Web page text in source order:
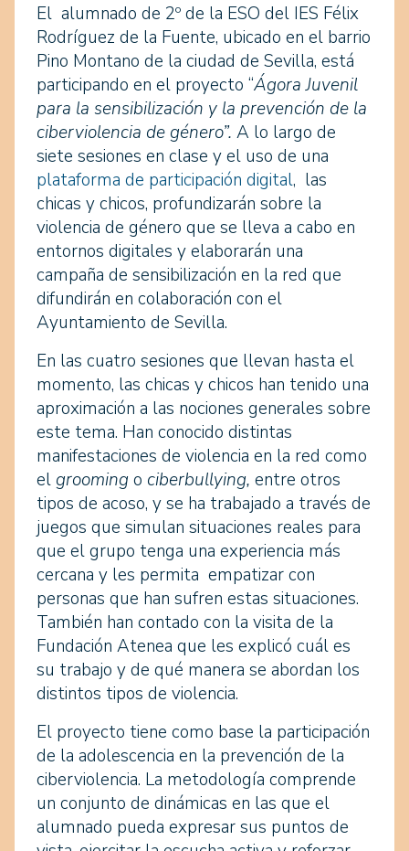
El alumnado de 2º de la ESO del IES Félix
Rodríguez de la Fuente, ubicado en el barrio
Pino Montano de la ciudad de Sevilla, está
participando en el proyecto “Ágora Juvenil
para la sensibilización y la prevención de la
ciberviolencia de género”. A lo largo de
siete sesiones en clase y el uso de una
plataforma de participación digital, las
chicas y chicos, profundizarán sobre la
violencia de género que se lleva a cabo en
entornos digitales y elaborarán una
campaña de sensibilización en la red que
difundirán en colaboración con el
Ayuntamiento de Sevilla.
En las cuatro sesiones que llevan hasta el
momento, las chicas y chicos han tenido una
aproximación a las nociones generales sobre
este tema. Han conocido distintas
manifestaciones de violencia en la red como
el groomingo ciberbullying, entre otros
tipos de acoso, y se ha trabajado a través de
juegos que simulan situaciones reales para
que el grupo tenga una experiencia más
cercana y les permita empatizar con
personas que han sufren estas situaciones.
También han contado con la visita de la
Fundación Atenea que les explicó cuál es
su trabajo y de qué manera se abordan los
distintos tipos de violencia.
El proyecto tiene como base la participación
de la adolescencia en la prevención de la
ciberviolencia. La metodología comprende
un conjunto de dinámicas en las que el
alumnado pueda expresar sus puntos de